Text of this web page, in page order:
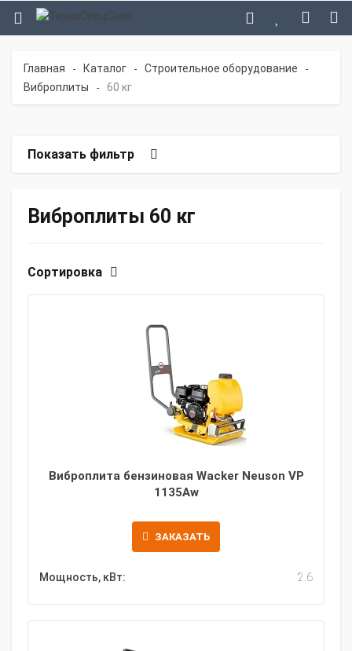
Главная - Каталог - Строительное оборудование -
Виброплиты - 60 кг
Показать фильтр
Виброплиты 60 кг
Сортировка
Виброплита бензиновая Wacker Neuson VP
1135Aw
ЗАКАЗАТЬ
Мощность, кВт: 2.6